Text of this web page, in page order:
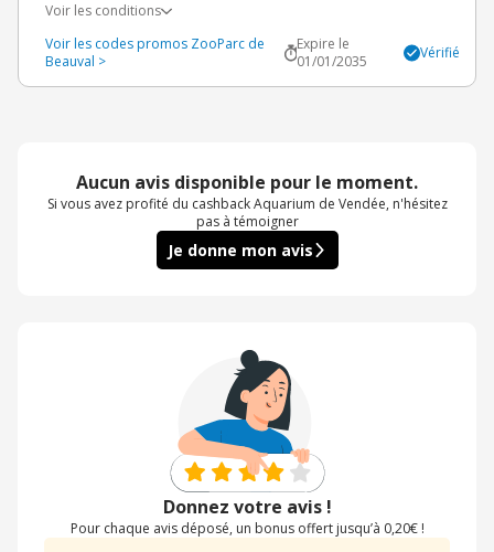
Voir les conditions
Voir les codes promos ZooParc de
Beauval >
Expire le
01/01/2035
Vérifié
Aucun avis disponible pour le moment.
Si vous avez profité du cashback Aquarium de Vendée, n'hésitez
pas à témoigner
Je donne mon avis
Donnez votre avis !
Pour chaque avis déposé, un bonus offert jusqu’à 0,20€ !